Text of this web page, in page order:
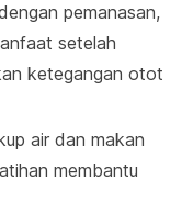
pemanasan,
setelah
ketegangan otot
air dan makan
membantu